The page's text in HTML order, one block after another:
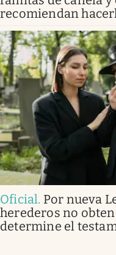
recomiendan
Oficial. Por nueva
herederos no
determine el